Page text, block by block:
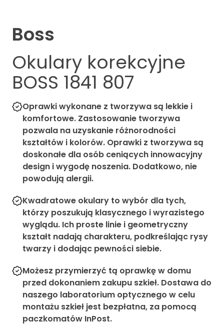
Boss
Okulary korekcyjne
BOSS 1841 807
Oprawki wykonane z tworzywa są lekkie i
komfortowe. Zastosowanie tworzywa
pozwala na uzyskanie różnorodności
kształtów i kolorów. Oprawki z tworzywa są
doskonałe dla osób ceniących innowacyjny
design i wygodę noszenia. Dodatkowo, nie
powodują alergii.
Kwadratowe okulary to wybór dla tych,
którzy poszukują klasycznego i wyrazistego
wyglądu. Ich proste linie i geometryczny
kształt nadają charakteru, podkreślając rysy
twarzy i dodając pewności siebie.
Możesz przymierzyć tą oprawkę w domu
przed dokonaniem zakupu szkieł. Dostawa do
naszego laboratorium optycznego w celu
montażu szkieł jest bezpłatna, za pomocą
paczkomatów InPost.